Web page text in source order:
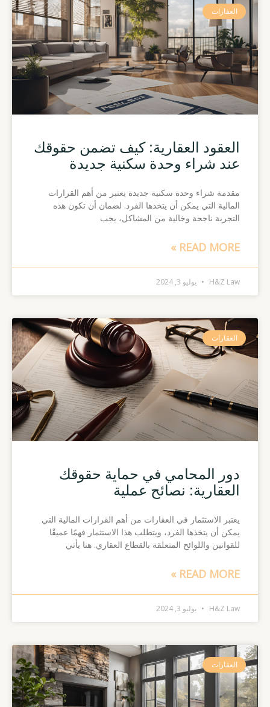
العقارات
العقود العقارية: كيف تضمن حقوقك
عند شراء وحدة سكنية جديدة
مقدمة شراء وحدة سكنية جديدة يعتبر من أهم القرارات
المالية التي يمكن أن يتخذها الفرد. لضمان أن تكون هذه
التجربة ناجحة وخالية من المشاكل، يجب
READ MORE »
H&Z Law يوليو 3, 2024
العقارات
دور المحامي في حماية حقوقك
العقارية: نصائح عملية
يعتبر الاستثمار في العقارات من أهم القرارات المالية التي
يمكن أن يتخذها الفرد، ويتطلب هذا الاستثمار فهمًا عميقًا
للقوانين واللوائح المتعلقة بالقطاع العقاري. هنا يأتي
READ MORE »
H&Z Law يوليو 3, 2024
العقارات